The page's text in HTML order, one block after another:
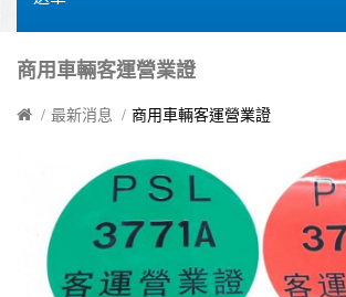
商用車輛客運營業證
最新消息 商用車輛客運營業證